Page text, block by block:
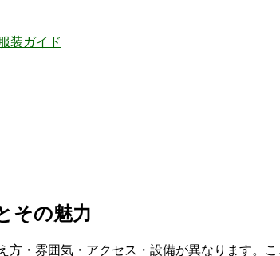
装ガイド
その魅力
・雰囲気・アクセス・設備が異なります。